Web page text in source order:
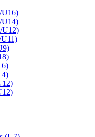
U16)
U14)
U12)
U11)